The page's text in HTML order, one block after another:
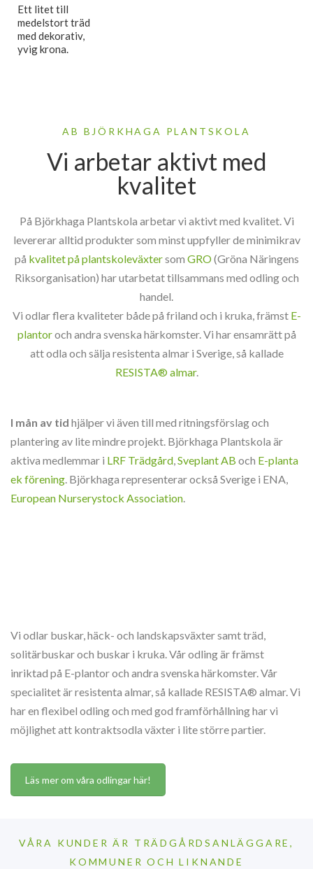
Ett litet till
medelstort träd
med dekorativ,
yvig krona.
AB BJÖRKHAGA PLANTSKOLA
Vi arbetar aktivt med
kvalitet
På Björkhaga Plantskola arbetar vi aktivt med kvalitet. Vi
levererar alltid produkter som minst uppfyller de minimikrav
på kvalitet på plantskoleväxtersom GRO(Gröna Näringens
Riksorganisation) har utarbetat tillsammans med odling och
handel.
Vi odlar flera kvaliteter både på friland och i kruka, främst E-
plantoroch andra svenska härkomster. Vi har ensamrätt på
att odla och sälja resistenta almar i Sverige, så kallade
RESISTA® almar.
I mån av tid hjälper vi även till med ritningsförslag och
plantering av lite mindre projekt. Björkhaga Plantskola är
aktiva medlemmar i LRF Trädgård,Sveplant AB och E-planta
ek förening. Björkhaga representerar också Sverige i ENA,
European Nurserystock Association.
Vi odlar buskar, häck- och landskapsväxter samt träd,
solitärbuskar och buskar i kruka. Vår odling är främst
inriktad på E-plantor och andra svenska härkomster. Vår
specialitet är resistenta almar, så kallade RESISTA® almar. Vi
har en flexibel odling och med god framförhållning har vi
möjlighet att kontraktsodla växter i lite större partier.
Läs mer om våra odlingar här!
VÅRA KUNDER ÄR TRÄDGÅRDSANLÄGGARE,
KOMMUNER OCH LIKNANDE